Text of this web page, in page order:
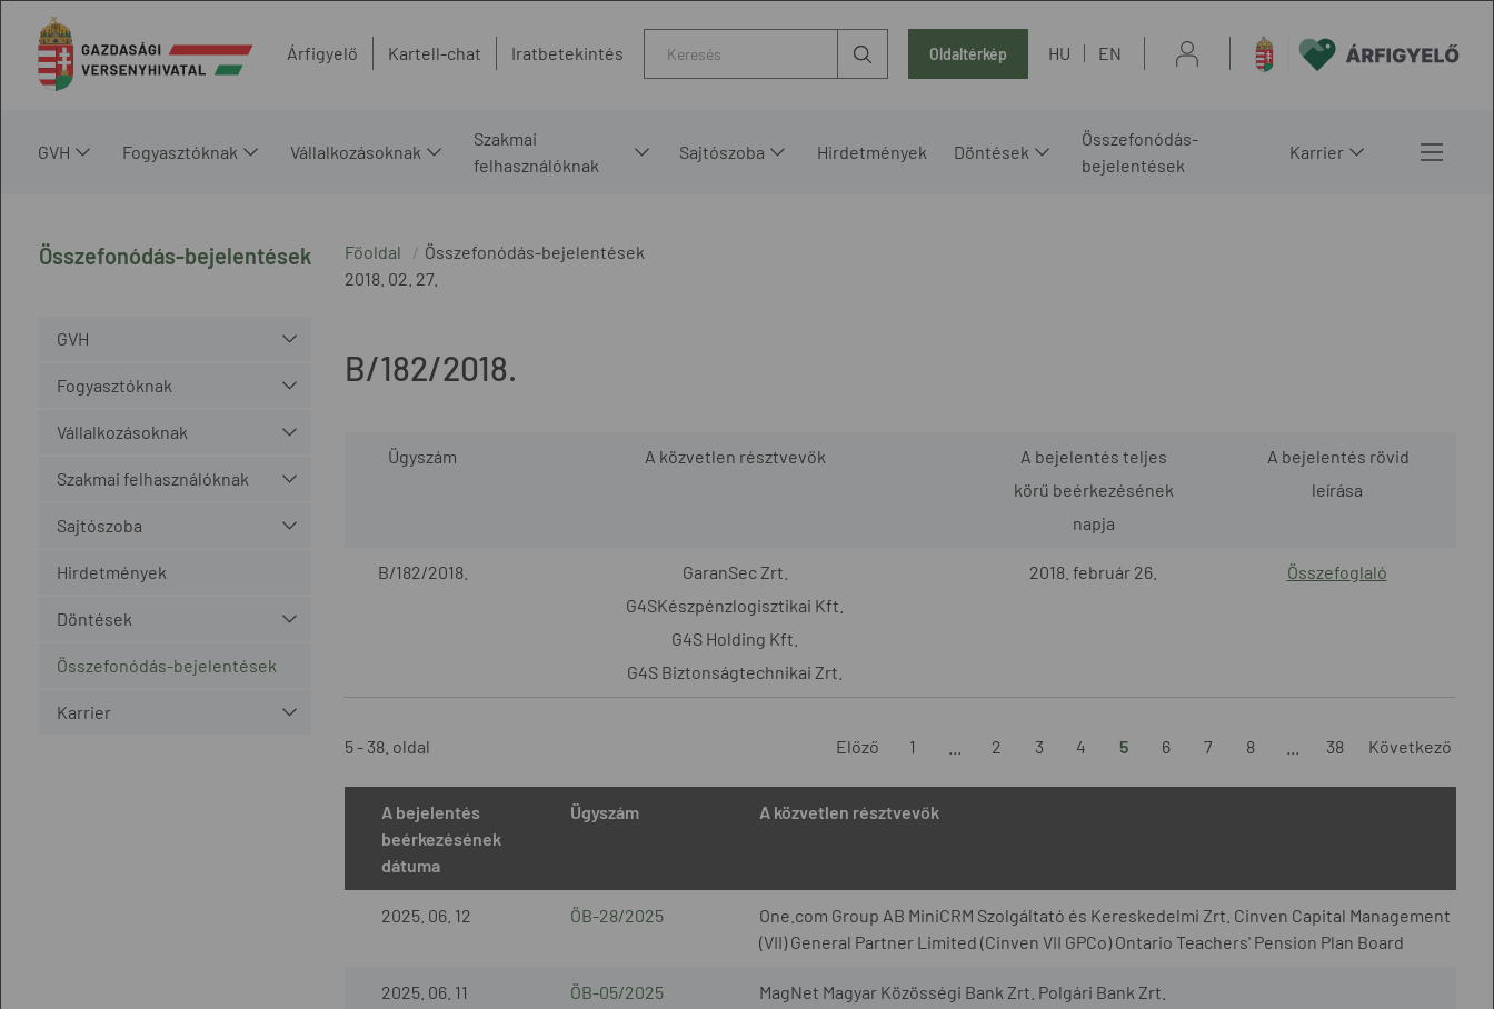
Árfigyelő Kartell-chat Iratbetekintés Oldaltérkép HU EN
GVH Fogyasztóknak Vállalkozásoknak
Szakmai
felhasználóknak
Sajtószoba Hirdetmények Döntések
Összefonódás-
bejelentések
Karrier
Összefonódás-bejelentések
GVH
Fogyasztóknak
Vállalkozásoknak
Szakmai felhasználóknak
Sajtószoba
Hirdetmények
Döntések
Összefonódás-bejelentések
Karrier
Főoldal
Összefonódás-bejelentések
2018. 02. 27.
B/182/2018.
Ügyszám A közvetlen résztvevők
A bejelentés teljes
körű beérkezésének
napja
A bejelentés rövid
leírása
B/182/2018.
GaranSec Zrt.
G4SKészpénzlogisztikai Kft.
G4S Holding Kft.
G4S Biztonságtechnikai Zrt.
2018. február 26. Összefoglaló
5 - 38. oldal Előző 1 2 3 4 5 6 7 8 38 Következő
A bejelentés
beérkezésének
dátuma
Ügyszám A közvetlen résztvevők
2025. 06. 12 ÖB-28/2025
One.com Group AB MiniCRM Szolgáltató és Kereskedelmi Zrt. Cinven Capital Management
(VII) General Partner Limited (Cinven VII GPCo) Ontario Teachers' Pension Plan Board
2025. 06. 11 ÖB-05/2025 MagNet Magyar Közösségi Bank Zrt. Polgári Bank Zrt.